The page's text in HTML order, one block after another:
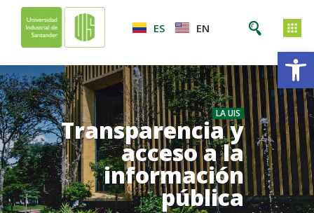
ES EN
LA UIS
Transparencia y
acceso a la
información
pública